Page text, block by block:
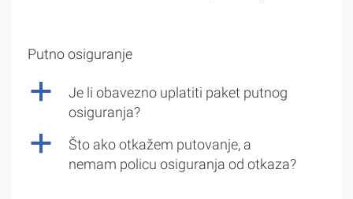
Putno osiguranje
a
Je li obavezno uplatiti paket putnog
osiguranja?
a
Što ako otkažem putovanje, a
nemam policu osiguranja od otkaza?